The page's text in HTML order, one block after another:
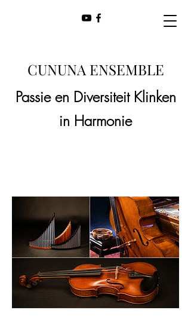
CUNUNA ENSEMBLE
Passie en Diversiteit Klinken
in Harmonie